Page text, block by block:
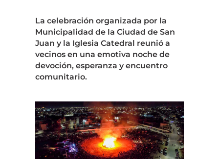
La celebración organizada por la
Municipalidad de la Ciudad de San
Juan y la Iglesia Catedral reunió a
vecinos en una emotiva noche de
devoción, esperanza y encuentro
comunitario.